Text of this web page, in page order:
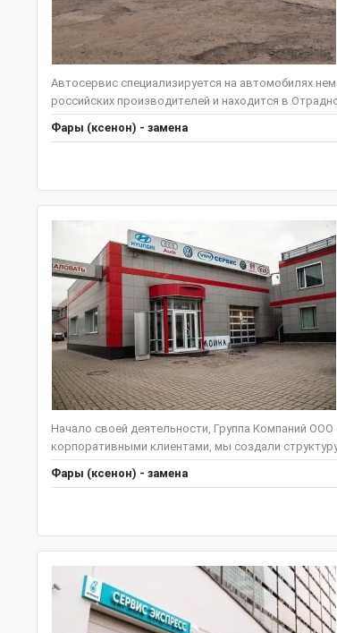
Автосервис специализируется на автомобилях
российских производителей и находится в
Фары (ксенон) - замена
Начало своей деятельности, Группа Компаний
корпоративными клиентами, мы создали
Фары (ксенон) - замена